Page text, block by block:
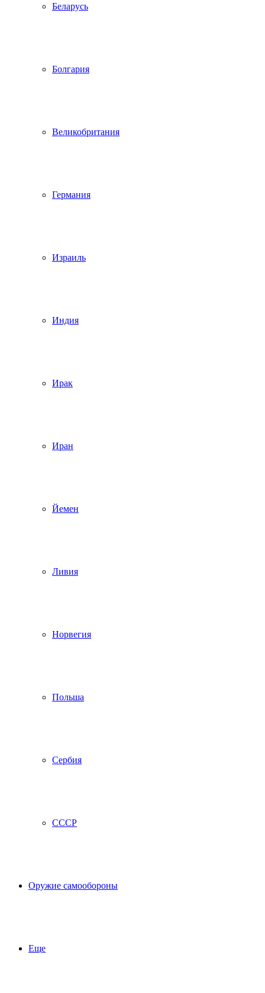
Беларусь
Болгария
Великобритания
Германия
Израиль
Индия
Ирак
Иран
Йемен
Ливия
Норвегия
Польша
Сербия
СССР
Оружие самообороны
Еще